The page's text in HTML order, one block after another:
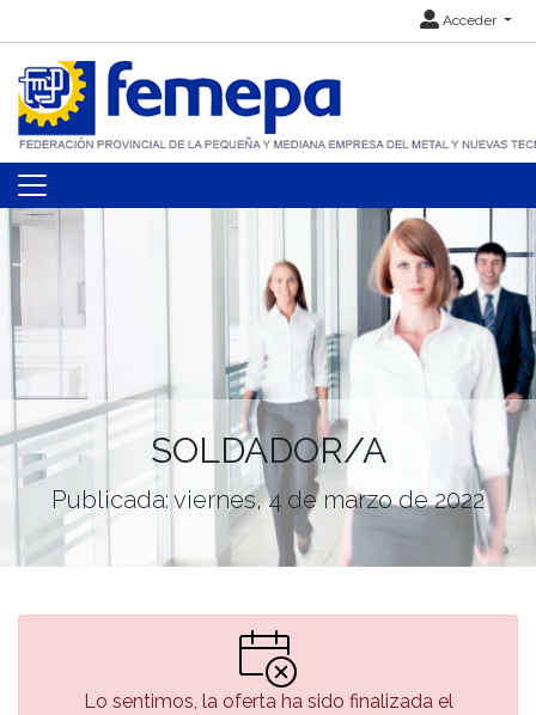
Acceder
SOLDADOR/A
Publicada: viernes, 4 de marzo de 2022
Lo sentimos, la oferta ha sido finalizada el